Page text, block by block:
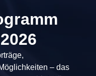
– das